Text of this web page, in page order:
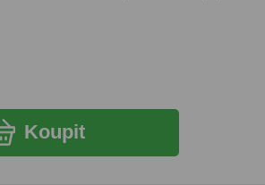
Koupit